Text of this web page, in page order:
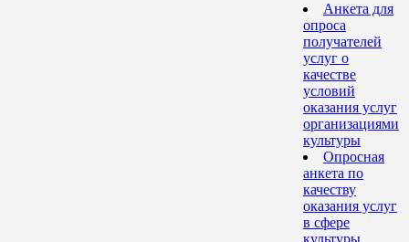
Анкета для
опроса
получателей
услуг о
качестве
условий
оказания услуг
организациями
культуры
Опросная
анкета по
качеству
оказания услуг
в сфере